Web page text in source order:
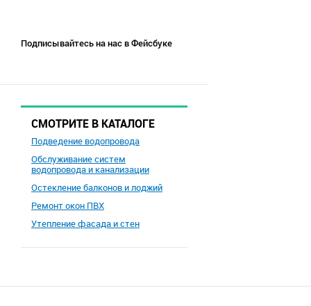
Подписывайтесь на нас в Фейсбуке
СМОТРИТЕ В КАТАЛОГЕ
Подведение водопровода
Обслуживание систем
водопровода и канализации
Остекление балконов и лоджий
Ремонт окон ПВХ
Утепление фасада и стен